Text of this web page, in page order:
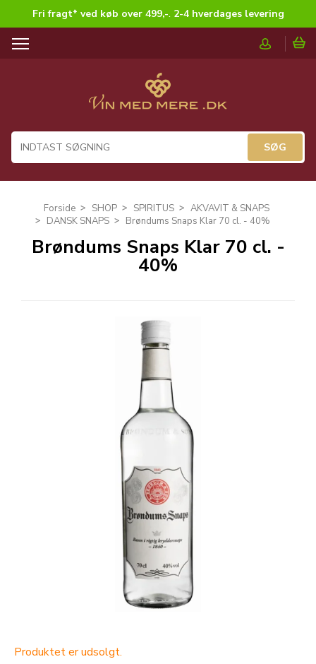
Fri fragt* ved køb over 499,-. 2-4 hverdages levering
T
a
i
Forside SHOP SPIRITUS
AKVAVIT & SNAPS
DANSK SNAPS
Brøndums Snaps Klar 70 cl. - 40%
Brøndums Snaps Klar 70 cl. -
40%
Produktet er udsolgt.